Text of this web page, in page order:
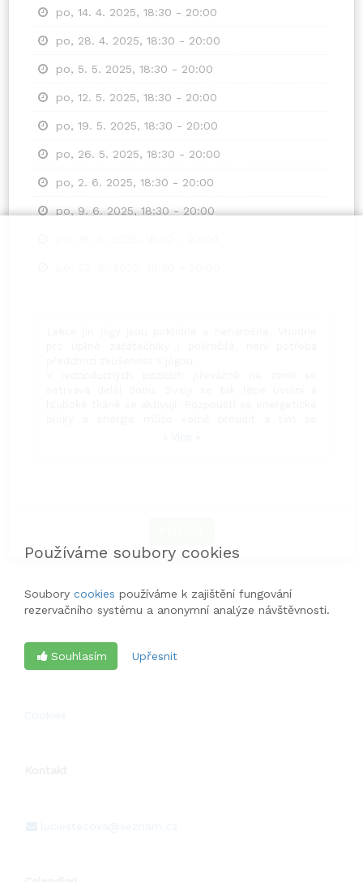
po, 14. 4. 2025, 18:30 - 20:00
po, 28. 4. 2025, 18:30 - 20:00
po, 5. 5. 2025, 18:30 - 20:00
po, 12. 5. 2025, 18:30 - 20:00
po, 19. 5. 2025, 18:30 - 20:00
po, 26. 5. 2025, 18:30 - 20:00
po, 2. 6. 2025, 18:30 - 20:00
po, 9. 6. 2025, 18:30 - 20:00
Joga-Valmez
Používáme soubory cookies
Soubory cookies používáme k zajištění fungování
rezervačního systému a anonymní analýze návštěvnosti.
Souhlasím Upřesnit